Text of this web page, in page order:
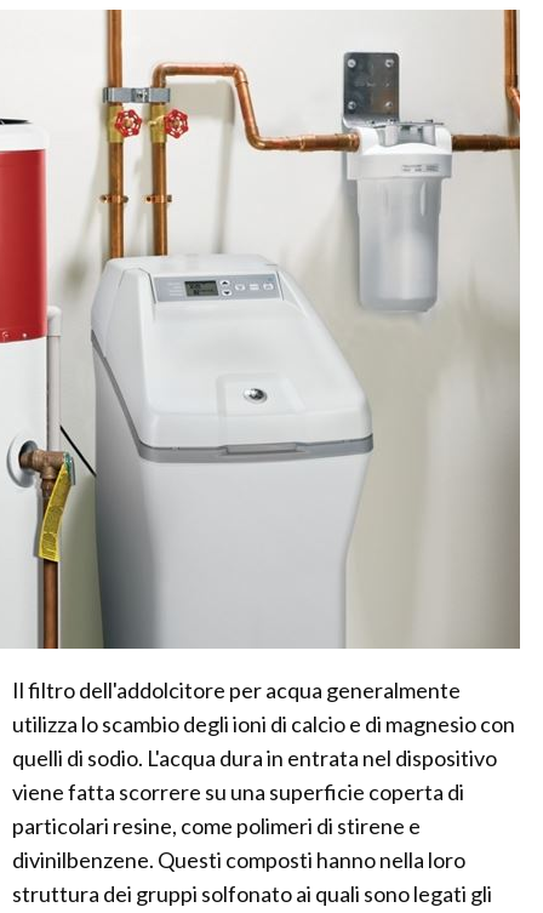
Il filtro dell'addolcitore per acqua generalmente
utilizza lo scambio degli ioni di calcio e di magnesio con
quelli di sodio. L'acqua dura in entrata nel dispositivo
viene fatta scorrere su una superficie coperta di
particolari resine, come polimeri di stirene e
divinilbenzene. Questi composti hanno nella loro
struttura dei gruppi solfonato ai quali sono legati gli